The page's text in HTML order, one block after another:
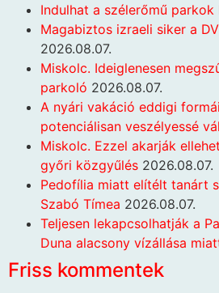
Indulhat a szélerőmű parkok
Magabiztos izraeli siker a
2026.08.07.
Miskolc. Ideiglenesen
parkoló 2026.08.07.
A nyári vakáció eddigi
potenciálisan veszélyessé
Miskolc. Ezzel akarják
győri közgyűlés 2026.08.07.
Pedofília miatt elítélt tanárt
Szabó Tímea 2026.08.07.
Teljesen lekapcsolhatják a
Duna alacsony vízállása
Friss kommentek